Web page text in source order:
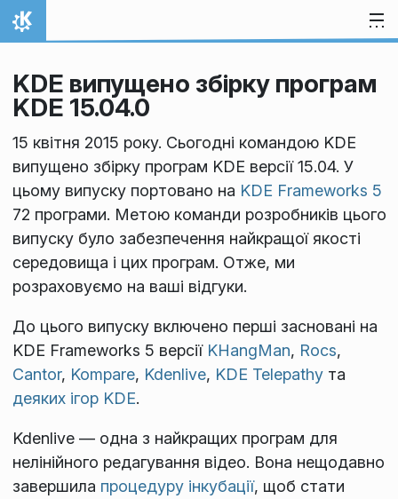
Перейти до вмісту
Домівка
KDE випущено збірку програм
KDE 15.04.0
15 квітня 2015 року. Сьогодні командою KDE
випущено збірку програм KDE версії 15.04. У
цьому випуску портовано на KDE Frameworks 5
72 програми. Метою команди розробників цього
випуску було забезпечення найкращої якості
середовища і цих програм. Отже, ми
розраховуємо на ваші відгуки.
До цього випуску включено перші засновані на
KDE Frameworks 5 версії KHangMan, Rocs,
Cantor, Kompare, Kdenlive, KDE Telepathyта
деяких ігор KDE.
Kdenlive — одна з найкращих програм для
нелінійного редагування відео. Вона нещодавно
завершила процедуру інкубації, щоб стати